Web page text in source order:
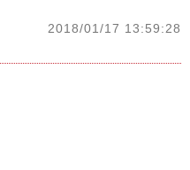
2018/01/17 13:59:28